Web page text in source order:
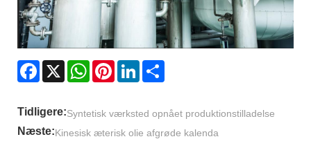
Facebook
X WhatsAppPinterestLinkedIn
Tidligere:Syntetisk værksted opnået produktionstilladelse
Næste:Kinesisk æterisk olie afgrøde kalenda